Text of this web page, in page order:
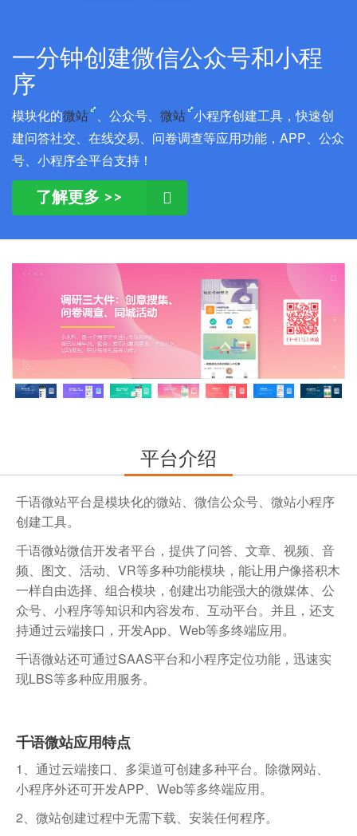
一分钟创建微信公众号和小程
序
模块化的微站 、公众号、 微站 小程序创建工具，快速创
建问答社交、在线交易、问卷调查等应用功能，APP、公众
号、小程序全平台支持！
了解更多 >>
平台介绍
千语微站平台是模块化的微站、微信公众号、微站小程序
创建工具。
千语微站微信开发者平台，提供了问答、文章、视频、音
频、图文、活动、VR等多种功能模块，能让用户像搭积木
一样自由选择、组合模块，创建出功能强大的微媒体、公
众号、小程序等知识和内容发布、互动平台。并且，还支
持通过云端接口，开发App、Web等多终端应用。
千语微站还可通过SAAS平台和小程序定位功能，迅速实
现LBS等多种应用服务。
千语微站应用特点
1、通过云端接口、多渠道可创建多种平台。除微网站、
小程序外还可开发APP、Web等多终端应用。
2、微站创建过程中无需下载、安装任何程序。